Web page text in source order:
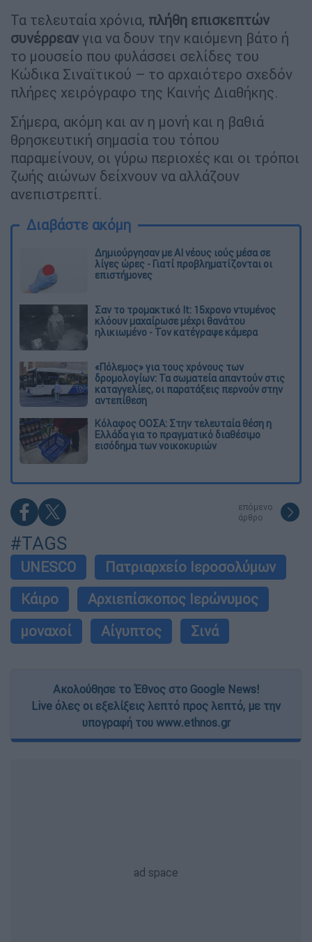
Τα τελευταία χρόνια, πλήθη επισκεπτών
συνέρρεαν για να δουν την καιόμενη βάτο ή
το μουσείο που φυλάσσει σελίδες του
Κώδικα Σιναϊτικού – το αρχαιότερο σχεδόν
πλήρες χειρόγραφο της Καινής Διαθήκης.
Σήμερα, ακόμη και αν η μονή και η βαθιά
θρησκευτική σημασία του τόπου
παραμείνουν, οι γύρω περιοχές και οι τρόποι
ζωής αιώνων δείχνουν να αλλάζουν
ανεπιστρεπτί.
Διαβάστε ακόμη
Δημιούργησαν με AI νέους ιούς μέσα σε
λίγες ώρες - Γιατί προβληματίζονται οι
επιστήμονες
Σαν το τρομακτικό It: 15χρονο ντυμένος
κλόουν μαχαίρωσε μέχρι θανάτου
ηλικιωμένο - Τον κατέγραψε κάμερα
«Πόλεμος» για τους χρόνους των
δρομολογίων: Τα σωματεία απαντούν στις
καταγγελίες, οι παρατάξεις περνούν στην
αντεπίθεση
Κόλαφος ΟΟΣΑ: Στην τελευταία θέση η
Ελλάδα για το πραγματικό διαθέσιμο
εισόδημα των νοικοκυριών
επόμενο
άρθρο
#TAGS
UNESCO
Πατριαρχείο Ιεροσολύμων
Κάιρο
Αρχιεπίσκοπος Ιερώνυμος
μοναχοί
Αίγυπτος Σινά
Ακολούθησε το Έθνος στο Google News!
Live όλες οι εξελίξεις λεπτό προς λεπτό, με την
υπογραφή του www.ethnos.gr